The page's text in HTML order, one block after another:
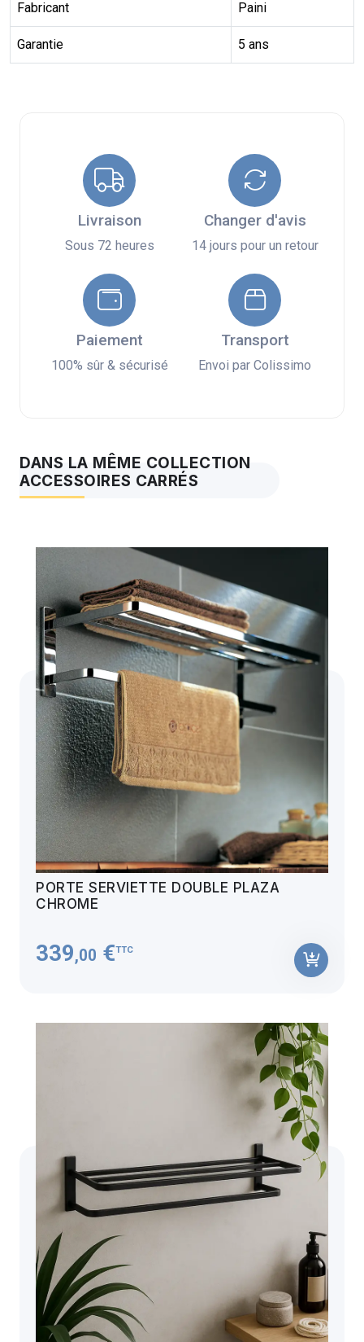
Fabricant Paini
Garantie 5 ans
Livraison
Sous 72 heures
Changer d'avis
14 jours pour un retour
Paiement
100% sûr & sécurisé
Transport
Envoi par Colissimo
DANS LA MÊME COLLECTION
ACCESSOIRES CARRÉS
PORTE SERVIETTE DOUBLE PLAZA
CHROME
339,00 €TTC